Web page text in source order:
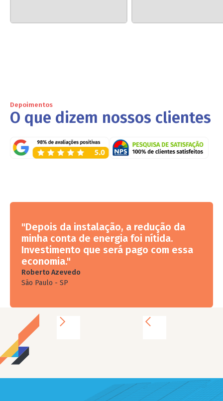
Depoimentos
O que dizem nossos clientes
"Depois da instalação, a redução da
minha conta de energia foi nítida.
Investimento que será pago com essa
economia."
Roberto Azevedo
São Paulo - SP